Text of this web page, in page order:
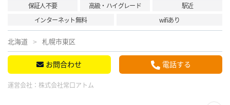
保証人不要 高級・ハイグレード
駅近
インターネット無料
wifiあり
北海道 札幌市東区
お問合わせ 電話する
運営会社： 株式会社常口アトム